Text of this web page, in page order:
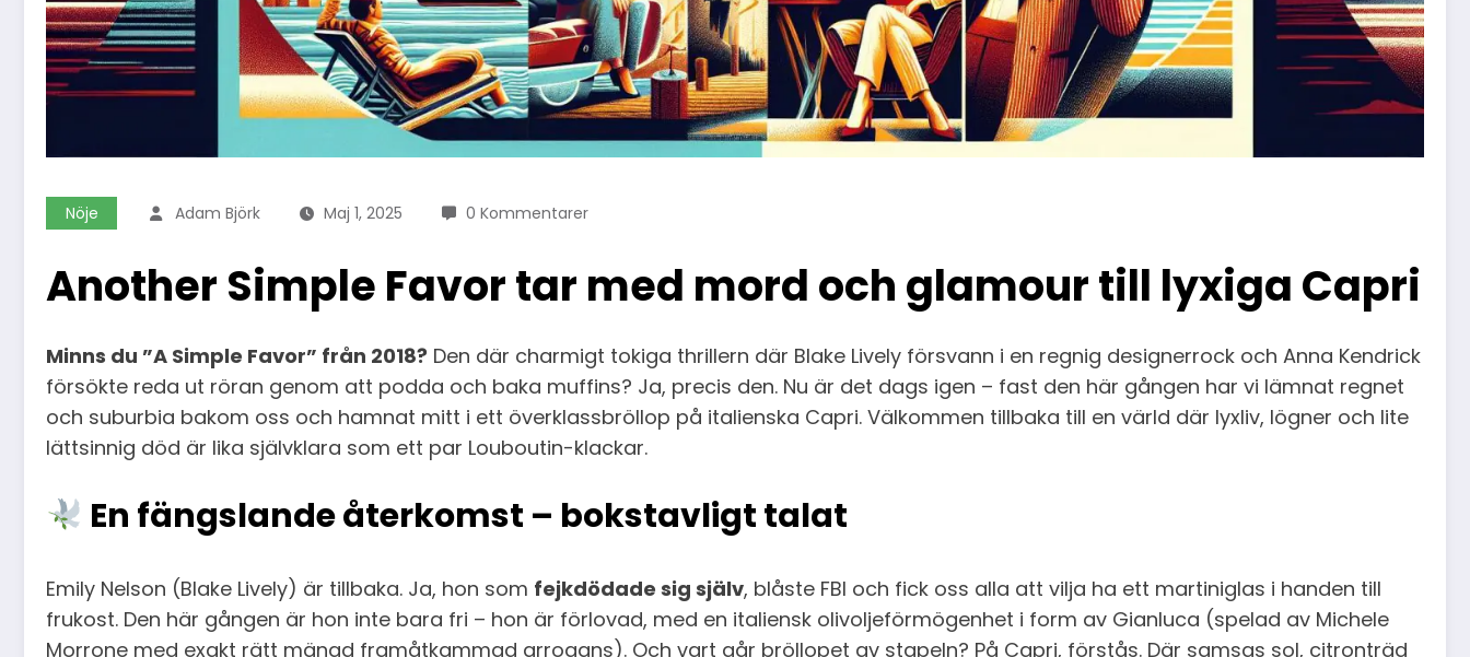
Nöje Adam Björk Maj 1, 2025 0 Kommentarer
Another Simple Favor tar med mord och glamour till lyxiga Capri
Minns du ”A Simple Favor” från 2018? Den där charmigt tokiga thrillern där Blake Lively försvann i en regnig designerrock och Anna Kendrick
försökte reda ut röran genom att podda och baka muffins? Ja, precis den. Nu är det dags igen – fast den här gången har vi lämnat regnet
och suburbia bakom oss och hamnat mitt i ett överklassbröllop på italienska Capri. Välkommen tillbaka till en värld där lyxliv, lögner och lite
lättsinnig död är lika självklara som ett par Louboutin-klackar.
En fängslande återkomst – bokstavligt talat
Emily Nelson (Blake Lively) är tillbaka. Ja, hon som fejkdödade sig själv, blåste FBI och fick oss alla att vilja ha ett martiniglas i handen till
frukost. Den här gången är hon inte bara fri – hon är förlovad, med en italiensk olivoljeförmögenhet i form av Gianluca (spelad av Michele
Morrone med exakt rätt mängd framåtkammad arrogans). Och vart går bröllopet av stapeln? På Capri, förstås. Där samsas sol, citronträd